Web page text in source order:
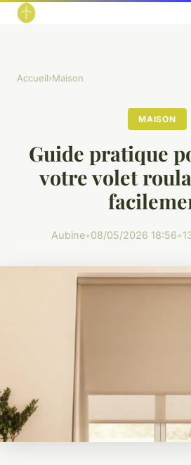
Accueil›Maison
MAISON
Guide pratique
votre volet
Aubine•08/05/2026 18:56•